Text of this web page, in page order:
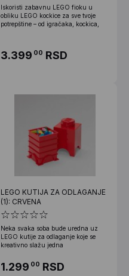
Iskoristi zabavnu LEGO fioku u
obliku LEGO kockice za sve tvoje
potrepštine – od igračaka, kockica,
3.399 00 RSD
LEGO KUTIJA ZA ODLAGANJE
(1): CRVENA
Neka svaka soba bude uredna uz
LEGO kutije za odlaganje koje se
kreativno slažu jedna
1.299 00 RSD